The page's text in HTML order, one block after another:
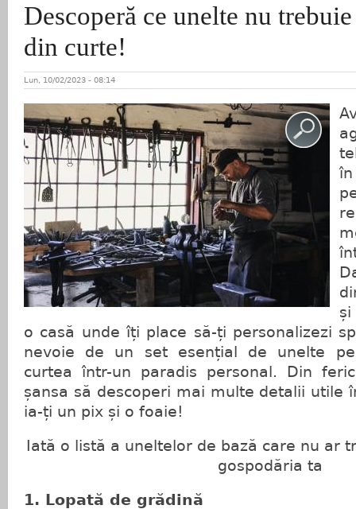
Descoperă ce unelte nu
din curte!
Lun, 10/02/2023 - 08:14
și
o casă unde îți place să-ți personalizezi
nevoie de un set esențial de unelte
curtea într-un paradis personal. Din
șansa să descoperi mai multe detalii utile
ia-ți un pix și o foaie!
Iată o listă a uneltelor de bază care nu ar
gospodăria ta
1. Lopată de grădină